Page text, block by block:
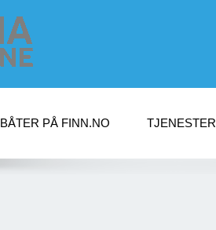
BÅTER PÅ FINN.NO TJENESTER